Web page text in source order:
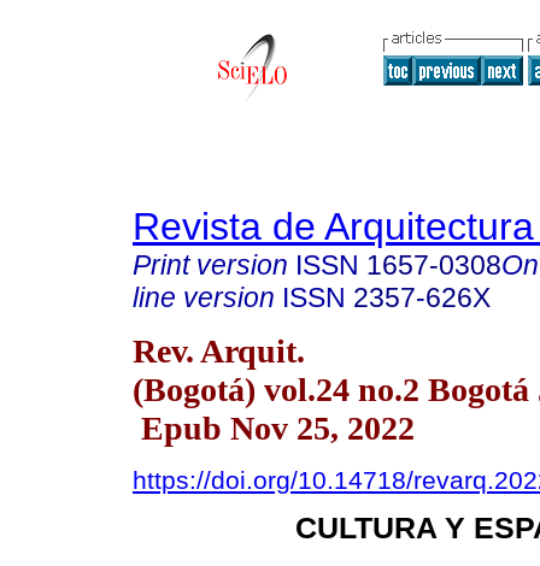
Revista de
Print version ISSN 1657-0308
line version ISSN 2357-626X
Rev. Arquit.
(Bogotá) vol.24 no.2
Epub Nov 25, 2022
https://doi.org/10.14718/
CULTURA Y